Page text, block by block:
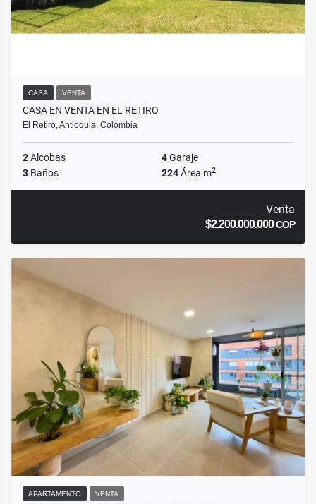
CASA VENTA
CASA EN VENTA EN EL RETIRO
El Retiro, Antioquia, Colombia
2Alcobas 4Garaje
3 Baños 224Área m2
Venta
$2.200.000.000COP
APARTAMENTO VENTA